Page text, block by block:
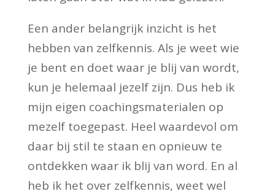
Een ander belangrijk inzicht is het
hebben van zelfkennis. Als je weet wie
je bent en doet waar je blij van wordt,
kun je helemaal jezelf zijn. Dus heb ik
mijn eigen coachingsmaterialen op
mezelf toegepast. Heel waardevol om
daar bij stil te staan en opnieuw te
ontdekken waar ik blij van word. En al
heb ik het over zelfkennis, weet wel